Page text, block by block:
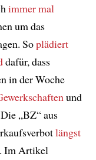
immer mal
um das
Soplädiert
dafür, dass
in der Woche
und
„BZ“ aus
längst
Im Artikel